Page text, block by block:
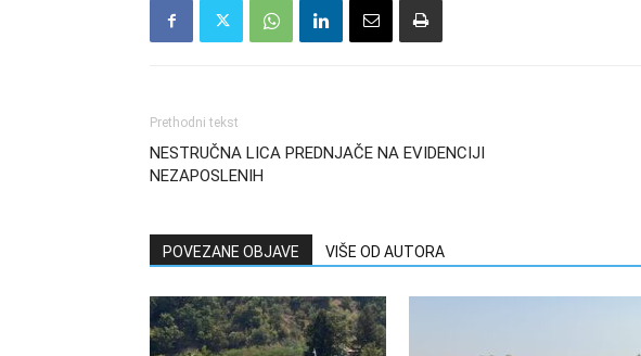
Prethodni tekst
NESTRUČNA LICA PREDNJAČE NA EVIDENCIJI
NEZAPOSLENIH
POVEZANE OBJAVE VIŠE OD AUTORA